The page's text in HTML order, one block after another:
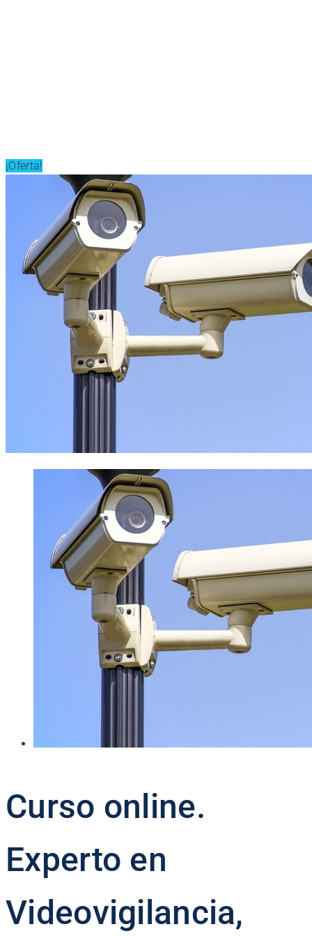
¡Oferta!
Curso online.
Experto en
Videovigilancia,